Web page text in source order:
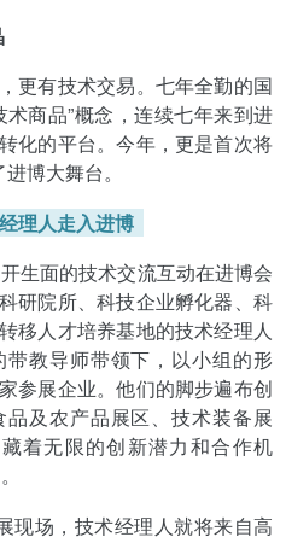
更有技术交易。七年全勤的国
商品”概念，连续七年来到进
化的平台。今年，更是首次将
博大舞台。
理人走入进博
生面的技术交流互动在进博会
研院所、科技企业孵化器、科
移人才培养基地的技术经理人
教导师带领下，以小组的形
参展企业。他们的脚步遍布创
及农产品展区、技术装备展
着无限的创新潜力和合作机
现场，技术经理人就将来自高